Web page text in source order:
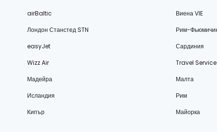
airBaltic
Виена VIE
Лондон Станстед STN
Рим-
easyJet
Сардиния
Wizz Air
Travel Service
Мадейра
Малта
Исландия
Рим
Кипър
Майорка